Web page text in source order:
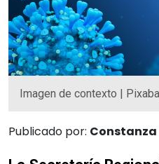
Imagen de contexto |
Publicado por: Constanza